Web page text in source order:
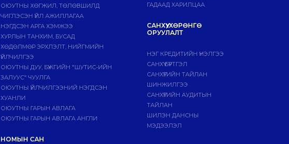
ОЮУТНЫ ХӨГЖИЛ, ТӨЛӨВШИЛД
ЧИГЛЭСЭН ҮЙЛ АЖИЛЛАГАА
НЭГДСЭН АРГА ХЭМЖЭЭ
ХУРЛЫН ТАНХИМ, БУСАД
ХӨДӨЛМӨР ЭРХЛЭЛТ, НИЙГМИЙН
ҮЙЛЧИЛГЭЭ
ОЮУТНЫ ДУУ, БҮЖГИЙН "ШУТИС-ИЙН
ЗАЛУУС" ЧУУЛГА
ОЮУТНЫ ҮЙЛЧИЛГЭЭНИЙ НЭГДСЭН
ХУАНЛИ
ОЮУТНЫ ГАРЫН АВЛАГА
ОЮУТНЫ ГАРЫН АВЛАГА АНГЛИ
НОМЫН САН
ГАДААД ХАРИЛЦАА
САНХҮҮ, ХӨРӨНГӨ
ОРУУЛАЛТ
НЭГ КРЕДИТИЙН ҮНЭЛГЭЭ
САНХҮҮ БҮРТГЭЛ
САНХҮҮГИЙН ТАЙЛАН
ШИНЖИЛГЭЭ
САНХҮҮГИЙН АУДИТЫН
ТАЙЛАН
ШИЛЭН ДАНСНЫ
МЭДЭЭЛЭЛ